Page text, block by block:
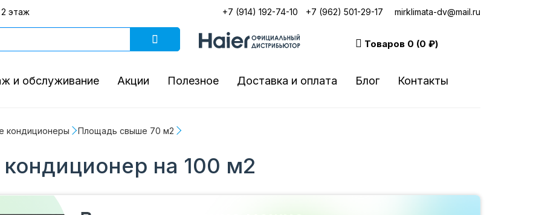
этаж +7 (914) 192-74-10 +7 (962) 501-29-17 mirklimata-dv@mail.ru
Товаров 0 (0 ₽)
и обслуживание Акции Полезное Доставка и оплата Блог Контакты
кондиционеры Площадь свыше 70 м2
кондиционер на 100 м2